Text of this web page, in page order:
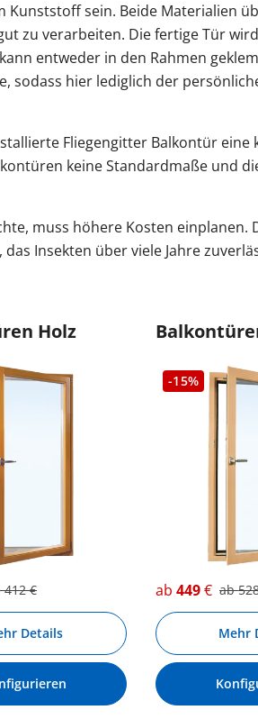
sein. Beide Materialien
zu verarbeiten. Die fertige Tür
entweder in den Rahmen
sodass hier lediglich der
Fliegengitter Balkontür eine
keine Standardmaße und
muss höhere Kosten einplanen.
Insekten über viele Jahre
Holz
412€
Details
-15%
ab 449€ ab
Mehr